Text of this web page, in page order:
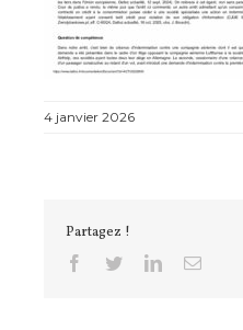
4 janvier 2026
Partagez !
Facebook
TwitterLinkedinEmail